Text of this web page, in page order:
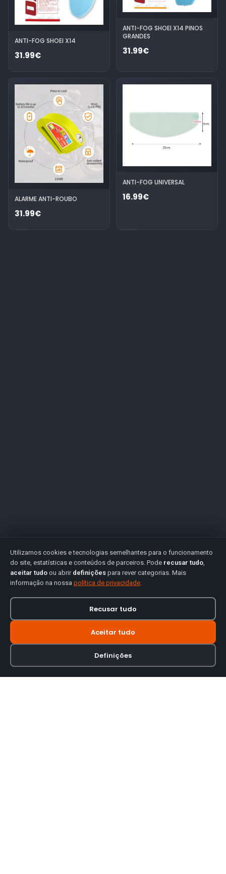
ANTI-FOG SHOEI X14
31.99€
ANTI-FOG SHOEI X14 PINOS
GRANDES
31.99€
ALARME ANTI-ROUBO
31.99€
ANTI-FOG UNIVERSAL
16.99€
Utilizamos cookies e tecnologias semelhantes para o funcionamento
do site, estatísticas e conteúdos de parceiros. Pode recusar tudo,
aceitar tudo ou abrir definições para rever categorias. Mais
informação na nossa política de privacidade.
Recusar tudo
Aceitar tudo
Definições